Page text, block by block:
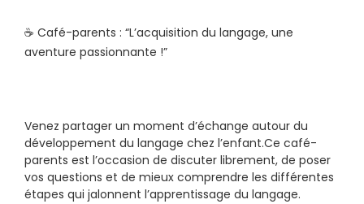
☕ Café-parents : “L’acquisition du langage, une
aventure passionnante !”
Venez partager un moment d’échange autour du
développement du langage chez l’enfant.Ce café-
parents est l’occasion de discuter librement, de poser
vos questions et de mieux comprendre les différentes
étapes qui jalonnent l’apprentissage du langage.